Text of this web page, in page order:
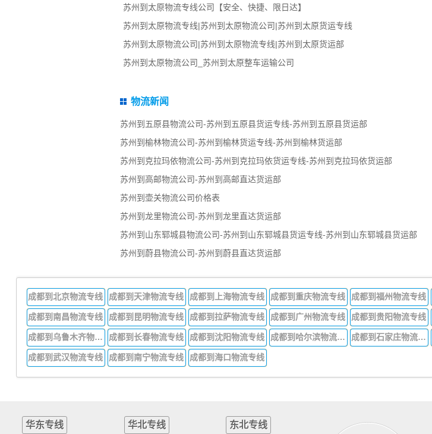
苏州到太原物流专线公司【安全、快捷、限日达】
苏州到太原物流专线|苏州到太原物流公司|苏州到太原货运专线
苏州到太原物流公司|苏州到太原物流专线|苏州到太原货运部
苏州到太原物流公司_苏州到太原整车运输公司
物流新闻
苏州到五原县物流公司-苏州到五原县货运专线-苏州到五原县货运部
苏州到榆林物流公司-苏州到榆林货运专线-苏州到榆林货运部
苏州到克拉玛依物流公司-苏州到克拉玛依货运专线-苏州到克拉玛依货运部
苏州到高邮物流公司-苏州到高邮直达货运部
苏州到壶关物流公司价格表
苏州到龙里物流公司-苏州到龙里直达货运部
苏州到山东郓城县物流公司-苏州到山东郓城县货运专线-苏州到山东郓城县货运部
苏州到蔚县物流公司-苏州到蔚县直达货运部
成都到北京物流专线 成都到天津物流专线 成都到上海物流专线 成都到重庆物流专线 成都到福州物流专线
成都到南昌物流专线 成都到昆明物流专线 成都到拉萨物流专线 成都到广州物流专线 成都到贵阳物流专线
成都到乌鲁木齐物流专线 成都到长春物流专线 成都到沈阳物流专线 成都到哈尔滨物流专线 成都到石家庄物流专线
成都到武汉物流专线 成都到南宁物流专线 成都到海口物流专线
华东专线 华北专线 东北专线